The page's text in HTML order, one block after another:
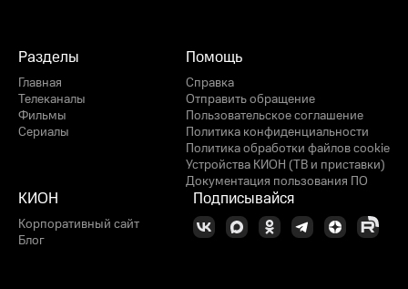
Разделы
Главная
Телеканалы
Фильмы
Сериалы
Помощь
Справка
Отправить обращение
Пользовательское соглашение
Политика конфиденциальности
Политика обработки файлов cookie
Устройства КИОН (ТВ и приставки)
Документация пользования ПО
КИОН
Корпоративный сайт
Блог
Подписывайся